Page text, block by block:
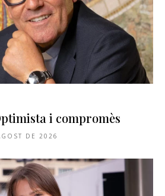
i compromès
DE 2026